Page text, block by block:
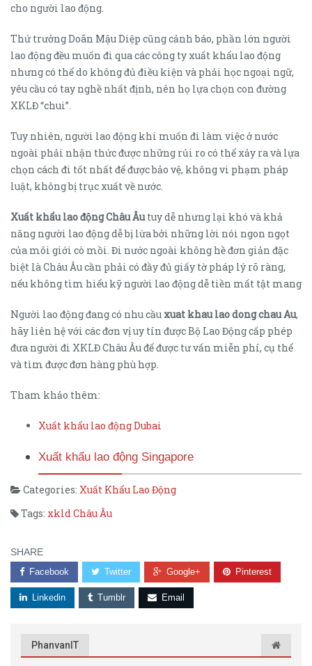
cho người lao động.
Thứ trưởng Doãn Mậu Diệp cũng cảnh báo, phần lớn người
lao động đều muốn đi qua các công ty xuất khẩu lao động
nhưng có thể do không đủ điều kiện và phải học ngoại ngữ,
yêu cầu có tay nghề nhất định, nên họ lựa chọn con đường
XKLĐ “chui”.
Tuy nhiên, người lao động khi muốn đi làm việc ở nước
ngoài phải nhận thức được những rủi ro có thể xảy ra và lựa
chọn cách đi tốt nhất để được bảo vệ, không vi phạm pháp
luật, không bị trục xuất về nước.
Xuất khẩu lao động Châu Âutuy dễ nhưng lại khó và khả
năng người lao động dễ bị lừa bởi những lời nói ngon ngọt
của môi giới cò mồi. Đi nước ngoài không hề đơn giản đặc
biệt là Châu Âu cần phải có đầy đủ giấy tờ pháp lý rõ ràng,
nếu không tìm hiểu kỹ người lao động dễ tiền mất tật mang
Người lao động đang có nhu cầu xuat khau lao dong chau Au,
hãy liên hệ với các đơn vị uy tín được Bộ Lao Động cấp phép
đưa người đi XKLĐ Châu Âu để được tư vấn miễn phí, cụ thể
và tìm được đơn hàng phù hợp.
Tham khảo thêm:
Xuất khẩu lao động Dubai
Xuất khẩu lao động Singapore
Categories: Xuất Khẩu Lao Động
Tags: xkld Châu Âu
SHARE
Facebook Twitter Google+ Pinterest
Linkedin Tumblr Email
PhanvanIT